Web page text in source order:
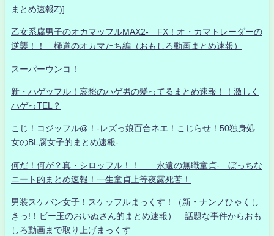
まとめ速報Z)]
乙女系腐男子のオカマッフルMAX2- FX！オ・カマトレーダーの
逆襲！！ 極道のオカマたち編（おもしろ動画まとめ速報）
スーパーウンコ！
新・ハゲッフル！哀愁のハゲ男の髪ってるまとめ速報！！激しく
ハゲっTEL？
こじ！コジッフル@！-レズっ娘百合ネエ！こじらせ！50独身処
女のBL腐女子的まとめ速報-
何だ！何が？真・シロッフル！！ 永遠の無職童貞- ぼっちな
ニート的まとめ速報！一生童貞上等夜露死苦！
男装スケバン女子！スケッフルまっくす！（新・ナンノひゃくし
きっ!！ビー玉のおいぬさん的まとめ速報） 話題な事件からおも
しろ動画まで取り上げまっくす